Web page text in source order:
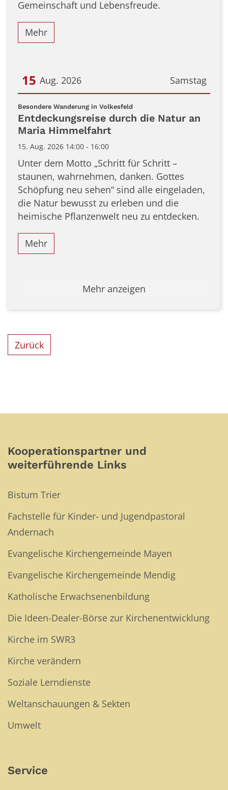
Gemeinschaft und Lebensfreude.
Mehr
Samstag
15 Aug. 2026
Datum: 15. August 2026
Besondere Wanderung in Volkesfeld:
Entdeckungsreise durch die Natur an
Maria Himmelfahrt
15. Aug. 2026 14:00 - 16:00
Unter dem Motto „Schritt für Schritt –
staunen, wahrnehmen, danken. Gottes
Schöpfung neu sehen“ sind alle eingeladen,
die Natur bewusst zu erleben und die
heimische Pflanzenwelt neu zu entdecken.
Mehr
Mehr anzeigen
Zurück
Kooperationspartner und
weiterführende Links
Bistum Trier
Fachstelle für Kinder- und Jugendpastoral
Andernach
Evangelische Kirchengemeinde Mayen
Evangelische Kirchengemeinde Mendig
Katholische Erwachsenenbildung
Die Ideen-Dealer-Börse zur Kirchenentwicklung
Kirche im SWR3
Kirche verändern
Soziale Lerndienste
Weltanschauungen & Sekten
Umwelt
Service